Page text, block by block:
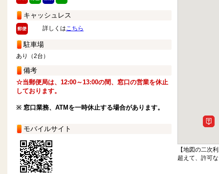
キャッシュレス
詳しくはこちら
駐車場
あり（2台）
備考
☆当郵便局は、12:00～13:00の間、窓口の営業を休止
しております。
※ 窓口業務、ATMを一時休止する場合があります。
モバイルサイト
【地図の二次
超えて、許可